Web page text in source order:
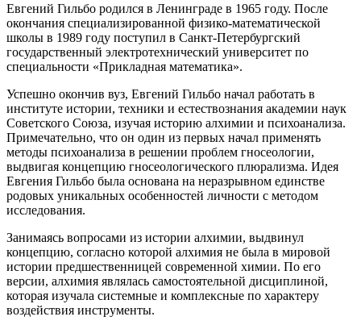
Евгений Гильбо родился в Ленинграде в 1965 году. После
окончания специализированной физико-математической
школы в 1989 году поступил в Санкт-Петербургский
государственный электротехнический университет по
специальности «Прикладная математика».
Успешно окончив вуз, Евгений Гильбо начал работать в
институте истории, техники и естествознания академии наук
Советского Союза, изучая историю алхимии и психоанализа.
Примечательно, что он один из первых начал применять
методы психоанализа в решении проблем гносеологии,
выдвигая концепцию гносеологического плюрализма. Идея
Евгения Гильбо была основана на неразрывном единстве
родовых уникальных особенностей личности с методом
исследования.
Занимаясь вопросами из истории алхимии, выдвинул
концепцию, согласно которой алхимия не была в мировой
истории предшественницей современной химии. По его
версии, алхимия являлась самостоятельной дисциплиной,
которая изучала системные и комплексные по характеру
воздействия инструменты.